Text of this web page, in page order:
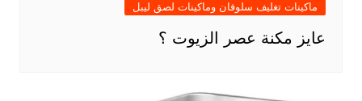
ماكينات تغليف سلوفان وماكينات لصق ليبل
عايز مكنة عصر الزيوت ؟